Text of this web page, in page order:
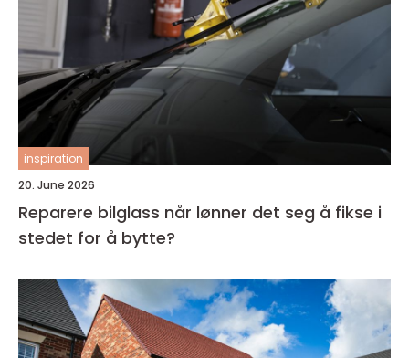
inspiration
20. June 2026
Reparere bilglass når lønner det seg å fikse i
stedet for å bytte?